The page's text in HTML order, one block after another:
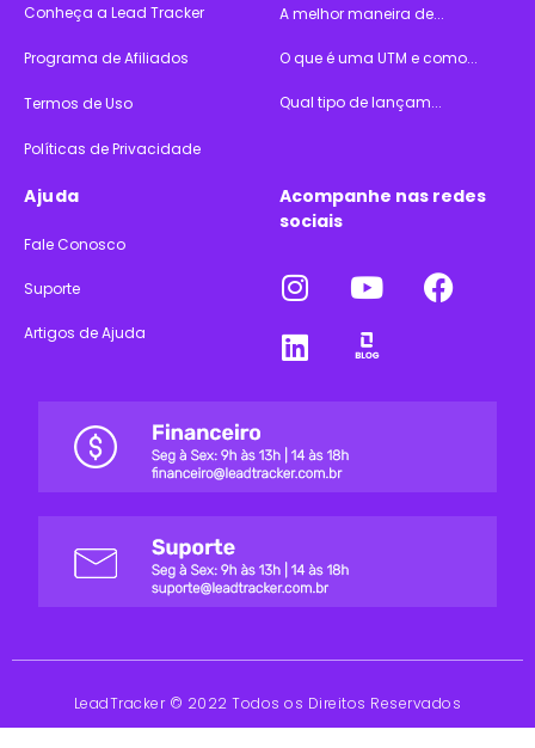
Conheça a Lead Tracker
Programa de Afiliados
Termos de Uso
Políticas de Privacidade
A melhor maneira de...
O que é uma UTM e como...
Qual tipo de lançam...
Ajuda
Fale Conosco
Suporte
Artigos de Ajuda
Acompanhe nas redes
sociais
LeadTracker © 2022 Todos os Direitos Reservados